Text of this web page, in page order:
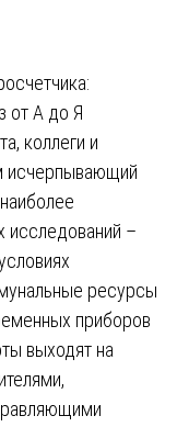
коллеги и
исчерпывающий
исследований –
условиях
ресурсы
приборов
выходят на